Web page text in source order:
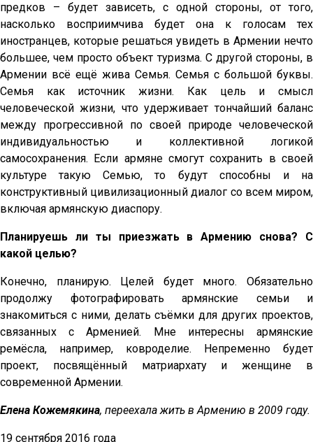
предков – будет зависеть, с одной стороны, от того,
насколько восприимчива будет она к голосам тех
иностранцев, которые решаться увидеть в Армении нечто
большее, чем просто объект туризма. С другой стороны, в
Армении всё ещё жива Семья. Семья с большой буквы.
Семья как источник жизни. Как цель и смысл
человеческой жизни, что удерживает тончайший баланс
между прогрессивной по своей природе человеческой
индивидуальностью и коллективной логикой
самосохранения. Если армяне смогут сохранить в своей
культуре такую Семью, то будут способны и на
конструктивный цивилизационный диалог со всем миром,
включая армянскую диаспору.
Планируешь ли ты приезжать в Армению снова? С
какой целью?
Конечно, планирую. Целей будет много. Обязательно
продолжу фотографировать армянские семьи и
знакомиться с ними, делать съёмки для других проектов,
связанных с Арменией. Мне интересны армянские
ремёсла, например, ковроделие. Непременно будет
проект, посвящённый матриархату и женщине в
современной Армении.
Елена Кожемякина, переехала жить в Армению в 2009 году.
19 сентября 2016 года